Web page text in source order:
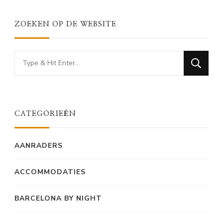
ZOEKEN OP DE WEBSITE
Looking
for
CATEGORIEËN
AANRADERS
ACCOMMODATIES
BARCELONA BY NIGHT